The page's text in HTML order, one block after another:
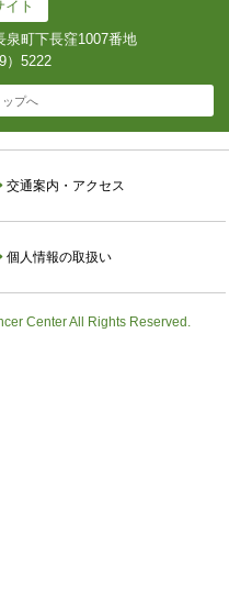
イト
泉町下長窪1007番地
）5222
プへ
交通案内・アクセス
個人情報の取扱い
Center All Rights Reserved.